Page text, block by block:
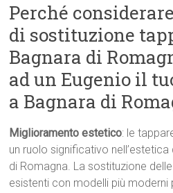
Perché
di sostituzione
Bagnara di
ad un Eugenio il
a Bagnara di
Miglioramento estetico: le
un ruolo significativo
di Romagna. La sostituzione
esistenti con modelli più moderni